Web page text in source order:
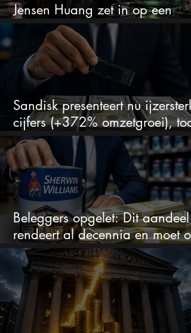
Jensen Huang zet in op een
aandeel dat bijna niemand kent
Sandisk presenteert nu
cijfers (+372% omzetgroei), toch
zakt het aandeel weg
Beleggers opgelet: Dit aandeel
rendeert al decennia en moet op
je watchlist staan!